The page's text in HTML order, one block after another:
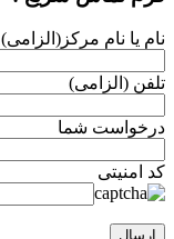
نام یا نام مرکز(الزامی)
تلفن (الزامی)
درخواست شما
کد امنیتی